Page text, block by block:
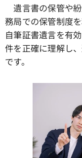
遺言書の保管や
務局での保管制度
自筆証書遺言を有
件を正確に理解し
です。